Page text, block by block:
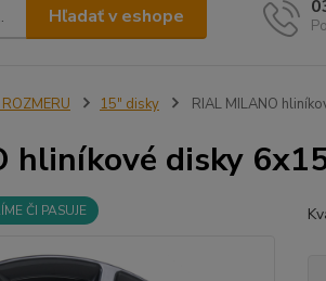
Hľadať v eshope
15" disky RIAL MILANO
hliníkové disky
ČI PASUJE